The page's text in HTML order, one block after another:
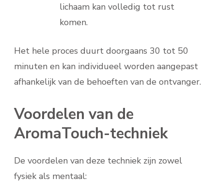
lichaam kan volledig tot rust
komen.
Het hele proces duurt doorgaans 30 tot 50
minuten en kan individueel worden aangepast
afhankelijk van de behoeften van de ontvanger.
Voordelen van de
AromaTouch-techniek
De voordelen van deze techniek zijn zowel
fysiek als mentaal: